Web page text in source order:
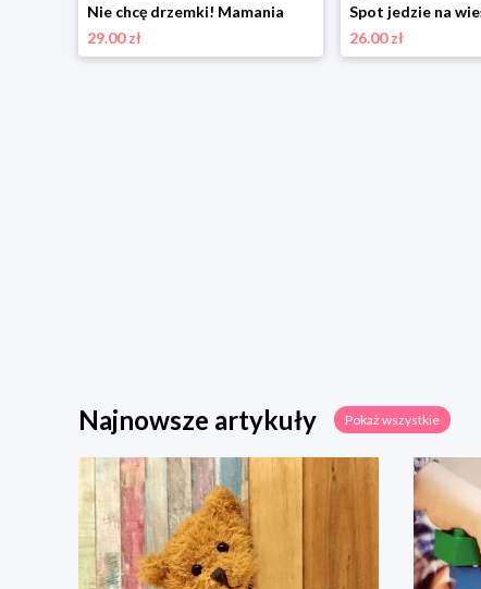
Nie chcę drzemki! Mamania
29.00 zł
Spot jedzie na
26.00 zł
Najnowsze artykuły Pokaż wszystkie